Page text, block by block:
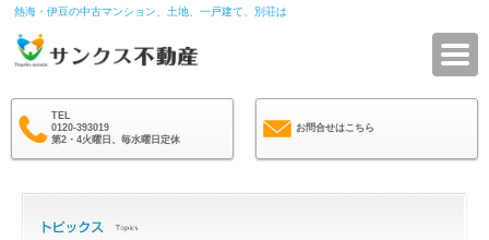
熱海・伊豆の中古マンション、土地、一戸建て、別荘は
TEL
0120-393019
第2・4火曜日、毎水曜日定休
お問合せはこちら